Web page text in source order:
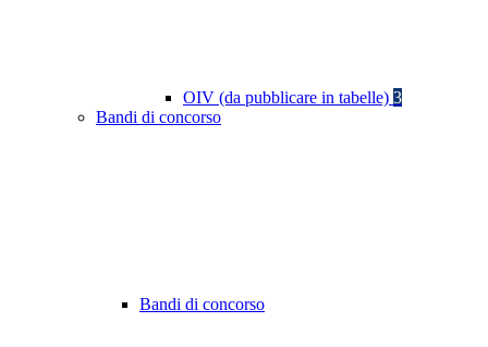
OIV (da pubblicare in tabelle) 3
Bandi di concorso
Bandi di concorso